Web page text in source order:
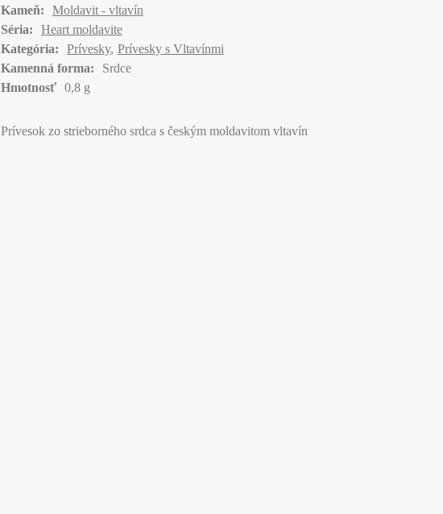
Kameň:
Moldavit - vltavín
Séria:
Heart moldavite
Kategória:
Prívesky Prívesky s Vltavínmi
Kamenná forma:
Srdce
Hmotnosť 0,8 g
Prívesok zo strieborného srdca s českým moldavitom vltavín